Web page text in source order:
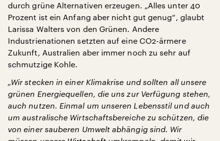
durch grüne Alternativen erzeugen. „Alles unter 40
Prozent ist ein Anfang aber nicht gut genug“, glaubt
Larissa Walters von den Grünen. Andere
Industrienationen setzten auf eine CO2-ärmere
Zukunft, Australien aber immer noch zu sehr auf
schmutzige Kohle.
„Wir stecken in einer Klimakrise und sollten all unsere
grünen Energiequellen, die uns zur Verfügung stehen,
auch nutzen. Einmal um unseren Lebensstil und auch
um australische Wirtschaftsbereiche zu schützen, die
von einer sauberen Umwelt abhängig sind. Wir